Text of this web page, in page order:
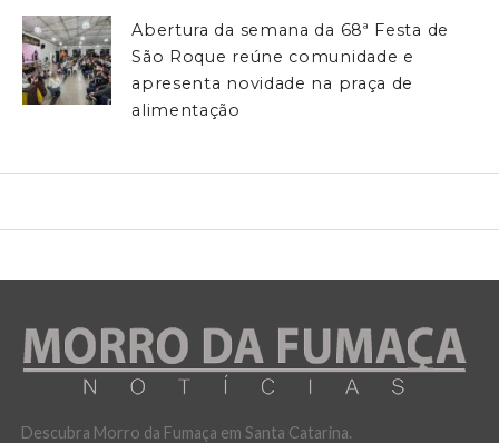
Abertura da semana da 68ª Festa de
São Roque reúne comunidade e
apresenta novidade na praça de
alimentação
Descubra Morro da Fumaça em Santa Catarina.